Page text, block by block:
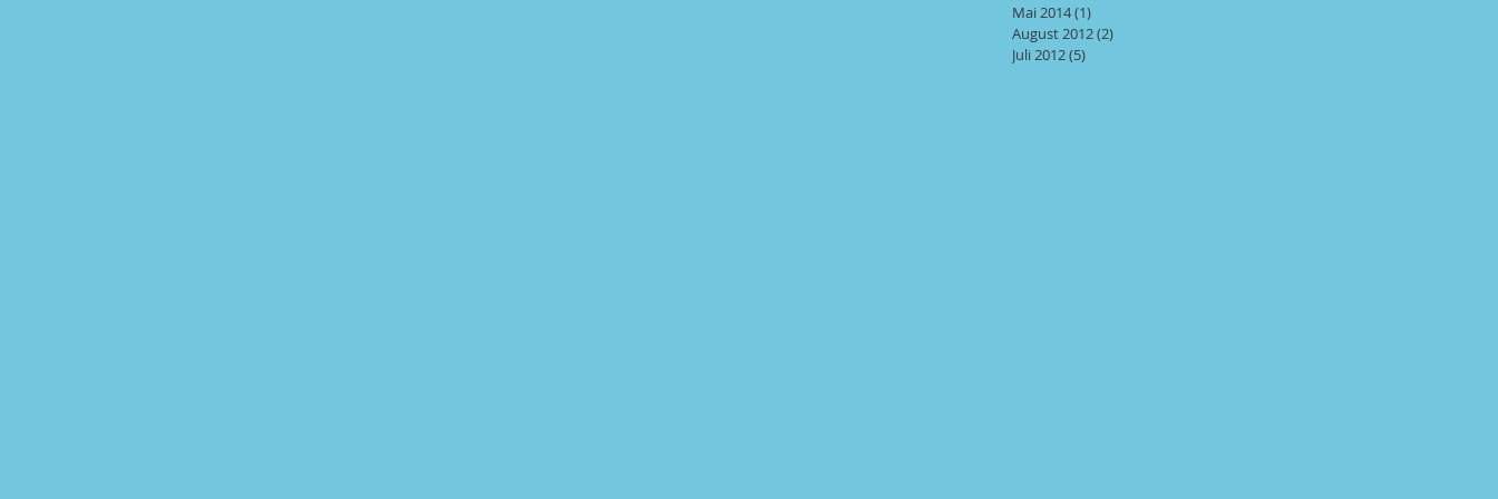
Mai 2014(1)
August 2012(2)
Juli 2012(5)